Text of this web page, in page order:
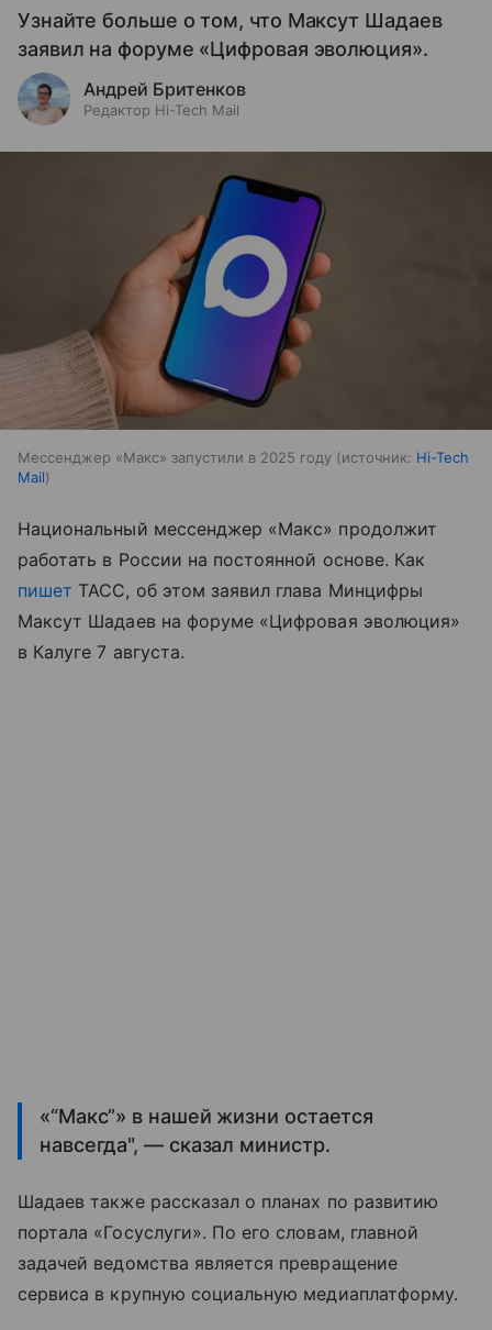
Узнайте больше о том, что Максут Шадаев
заявил на форуме «Цифровая эволюция».
Андрей Бритенков
Редактор Hi-Tech Mail
Мессенджер «Макс» запустили в 2025 году источник: Hi-Tech
Mail
Национальный мессенджер «Макс» продолжит
работать в России на постоянной основе. Как
пишет ТАСС, об этом заявил глава Минцифры
Максут Шадаев на форуме «Цифровая эволюция»
в Калуге 7 августа.
«“Макс”» в нашей жизни остается
навсегда", — сказал министр.
Шадаев также рассказал о планах по развитию
портала «Госуслуги». По его словам, главной
задачей ведомства является превращение
сервиса в крупную социальную медиаплатформу.